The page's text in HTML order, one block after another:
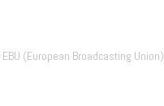
EBU (European Broadcasting Union)